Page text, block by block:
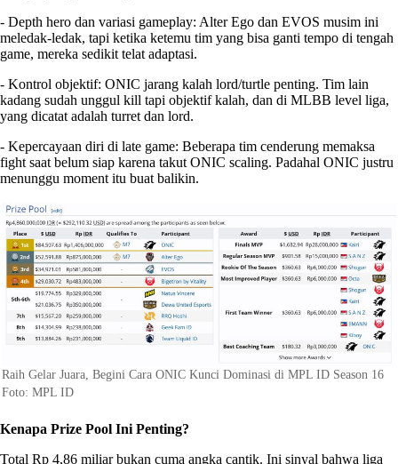
- Depth hero dan variasi gameplay: Alter Ego dan EVOS musim ini
meledak-ledak, tapi ketika ketemu tim yang bisa ganti tempo di tengah
game, mereka sedikit telat adaptasi.
- Kontrol objektif: ONIC jarang kalah lord/turtle penting. Tim lain
kadang sudah unggul kill tapi objektif kalah, dan di MLBB level liga,
yang dicatat adalah turret dan lord.
- Kepercayaan diri di late game: Beberapa tim cenderung memaksa
fight saat belum siap karena takut ONIC scaling. Padahal ONIC justru
menunggu moment itu buat balikin.
Raih Gelar Juara, Begini Cara ONIC Kunci Dominasi di MPL ID Season 16
Foto: MPL ID
Kenapa Prize Pool Ini Penting?
Total Rp 4,86 miliar bukan cuma angka cantik. Ini sinyal bahwa liga